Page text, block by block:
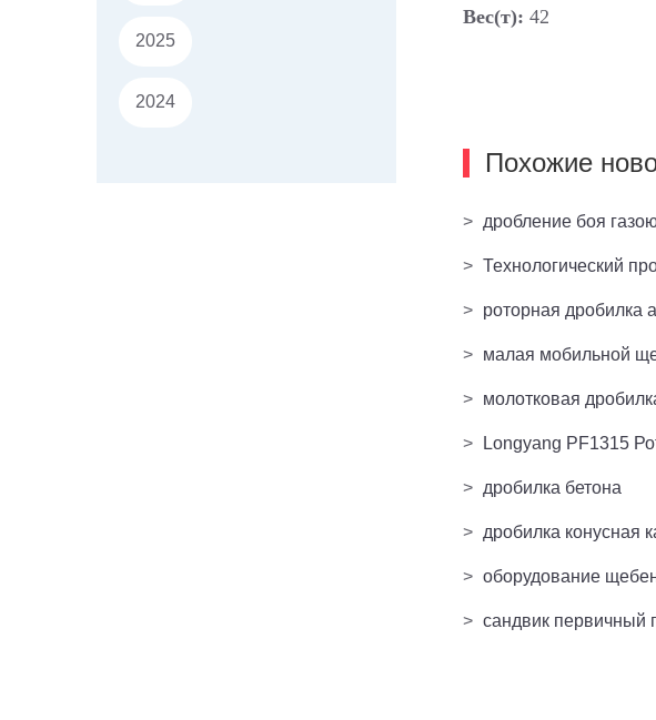
2025
2024
Вес(т): 42
Похожие
> дробление боя
> Технологический
> роторная дробилка
> малая мобильной
> молотковая
> Longyang PF1315
> дробилка бетона
> дробилка конусная
> оборудование
> сандвик первичный